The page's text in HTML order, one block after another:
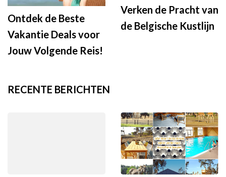
Ontdek de Beste
Vakantie Deals voor
Jouw Volgende Reis!
Verken de Pracht van
de Belgische Kustlijn
RECENTE BERICHTEN